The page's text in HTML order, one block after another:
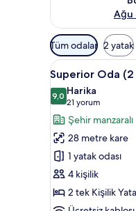
Ağu
Odalar
için
mevcut
filtreler
Tüm odalar 2 yatak
Superior
Oda
(2
single
beds
and
sofa)
için
tüm
11
Superior Oda
9,09,0 / 10
Harika
21 yorum
(21
yorum)
Şehir manzaralı
28 metre kare
1 yatak odası
4 kişilik
2 tek Kişilik